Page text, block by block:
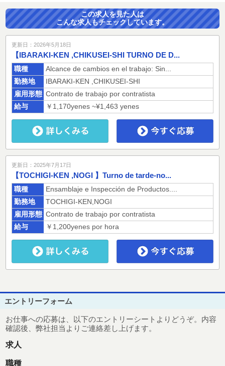
この求人を見た人は
こんな求人もチェックしています。
更新日：2026年5月18日
【IBARAKI-KEN ,CHIKUSEI-SHI TURNO DE D...
職種
Alcance de cambios en el trabajo: Sin...
勤務地
IBARAKI-KEN ,CHIKUSEI-SHI
雇用形態 Contrato de trabajo por contratista
給与
￥1,170yenes ~¥1,463 yenes
更新日：2025年7月17日
【TOCHIGI-KEN ,NOGI 】Turno de tarde-no...
職種
Ensamblaje e Inspección de Productos....
勤務地
TOCHIGI-KEN,NOGI
雇用形態 Contrato de trabajo por contratista
給与
￥1,200yenes por hora
エントリーフォーム
お仕事への応募は、以下のエントリーシートよりどうぞ。内容
確認後、弊社担当よりご連絡差し上げます。
求人
職種